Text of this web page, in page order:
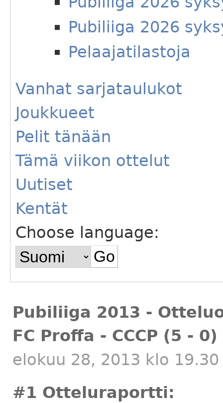
Pubiliiga 2026
Pelaajatilastoja
Vanhat sarjataulukot
Joukkueet
Pelit tänään
Tämä viikon ottelut
Uutiset
Kentät
Choose language:
Pubiliiga 2013 -
FC Proffa - CCCP (5 - 0)
elokuu 28, 2013 klo
#1 Otteluraportti: